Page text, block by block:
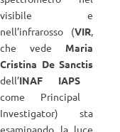
visibile e
nell’infrarosso (VIR,
che vede Maria
Cristina De Sanctis
dell’INAF IAPS
come Principal
Investigator) sta
esaminando la luce